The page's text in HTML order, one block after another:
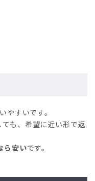
やすいです。
も、希望に近い形で返
ら安いです。